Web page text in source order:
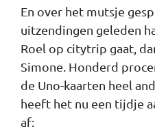
En over het mutsje
uitzendingen geleden
Roel op citytrip gaat,
Simone. Honderd
de Uno-kaarten heel
heeft het nu een tijdje
af: